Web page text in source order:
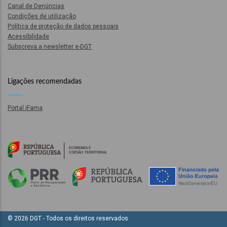
Canal de Denúncias
Condições de utilização
Política de proteção de dados pessoais
Acessibilidade
Subscreva a newsletter e-DGT
Ligações recomendadas
Portal iFama
© 2026 DGT - Todos os direitos reservados